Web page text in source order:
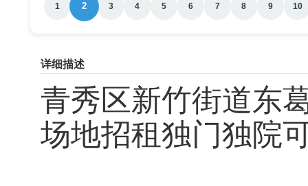
1 2 3 4 5 6 7 8 9 10
详细描述
青秀区新竹街道东
场地招租独门独院